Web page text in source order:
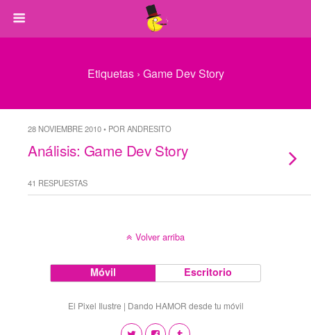
Etiquetas › Game Dev Story
28 NOVIEMBRE 2010 • POR ANDRESITO
Análisis: Game Dev Story
41 RESPUESTAS
Volver arriba
Móvil Escritorio
El Pixel Ilustre | Dando HAMOR desde tu móvil